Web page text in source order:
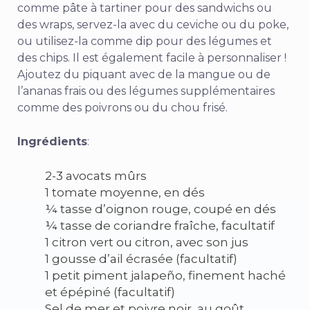
comme pâte à tartiner pour des sandwichs ou
des wraps, servez-la avec du ceviche ou du poke,
ou utilisez-la comme dip pour des légumes et
des chips. Il est également facile à personnaliser !
Ajoutez du piquant avec de la mangue ou de
l’ananas frais ou des légumes supplémentaires
comme des poivrons ou du chou frisé.
Ingrédients:
2-3 avocats mûrs
1 tomate moyenne, en dés
¼ tasse d’oignon rouge, coupé en dés
¼ tasse de coriandre fraîche, facultatif
1 citron vert ou citron, avec son jus
1 gousse d’ail écrasée (facultatif)
1 petit piment jalapeño, finement haché
et épépiné (facultatif)